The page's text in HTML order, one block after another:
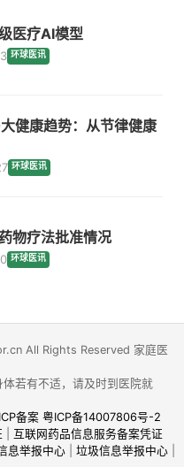
医疗AI模型
环球医讯
健康趋势：从节律健康
环球医讯
物疗法批准情况
环球医讯
All Rights Reserved 家庭医
若有不适，请及时到医院就
ICP备案 粤ICP备14007806号-2
互联网药品信息服务备案凭证
息举报中心| 垃圾信息举报中心|